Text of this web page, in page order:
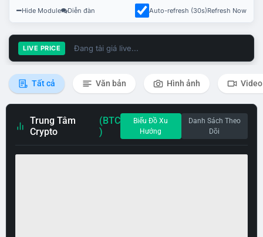
Hide Module Diễn đàn Auto-refresh (30s)Refresh Now
LIVE PRICE Đang tải giá live...
Tất cả Văn bản Hình ảnh Video
Trung Tâm
Crypto
(BTC
)
Biểu Đồ Xu
Hướng
Danh Sách Theo
Dõi